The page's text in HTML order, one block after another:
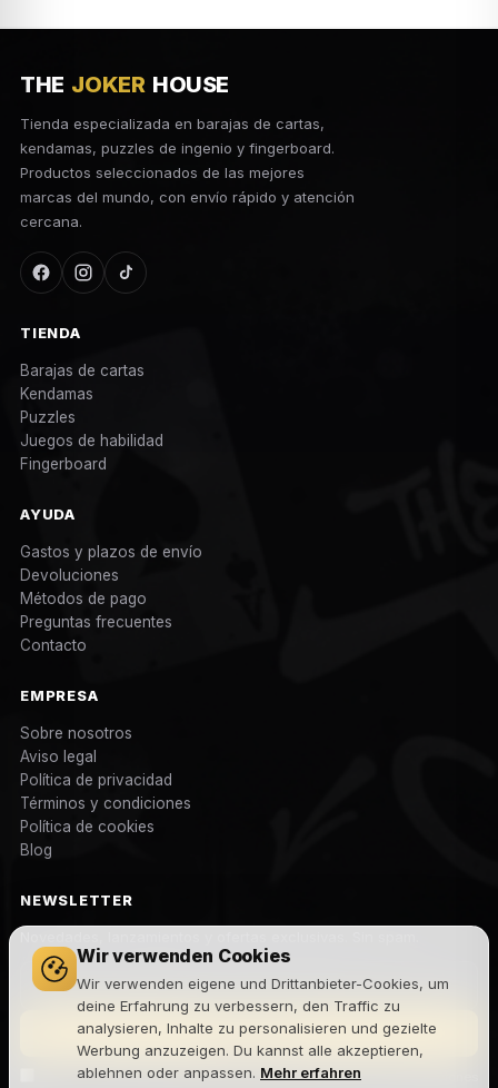
Wir verwenden Cookies
Wir verwenden eigene und Drittanbieter-Cookies, um
deine Erfahrung zu verbessern, den Traffic zu
analysieren, Inhalte zu personalisieren und gezielte
Werbung anzuzeigen. Du kannst alle akzeptieren,
ablehnen oder anpassen. Mehr erfahren
THE JOKER HOUSE
Tienda especializada en barajas de cartas,
kendamas, puzzles de ingenio y fingerboard.
Productos seleccionados de las mejores
marcas del mundo, con envío rápido y atención
cercana.
TIENDA
Barajas de cartas
Kendamas
Puzzles
Juegos de habilidad
Fingerboard
AYUDA
Gastos y plazos de envío
Devoluciones
Métodos de pago
Preguntas frecuentes
Contacto
EMPRESA
Sobre nosotros
Aviso legal
Política de privacidad
Términos y condiciones
Política de cookies
Blog
NEWSLETTER
Suscribirme
Acepto la política de privacidady recibir comunicaciones